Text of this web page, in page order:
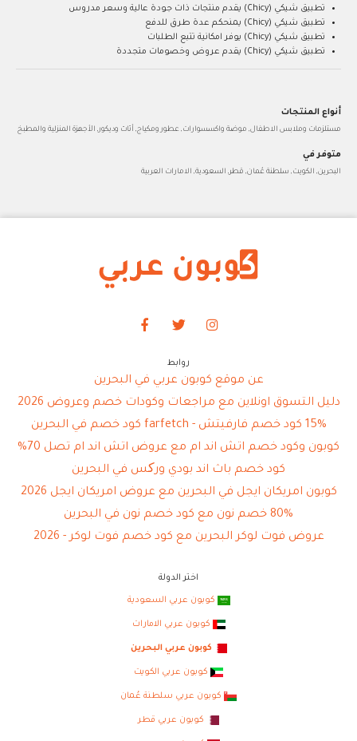
تطبيق شيكي (Chicy) يقدم منتجات ذات جودة عالية وسعر مدروس
تطبيق شيكي (Chicy) يمنحكم عدة طرق للدفع
تطبيق شيكي (Chicy) يوفر امكانية تتبع الطلبات
تطبيق شيكي (Chicy) يقدم عروض وخصومات متجددة
أنواع المنتجات
مستلزمات وملابس الاطفال, موضة واكسسوارات, عطور ومكياج, أثاث وديكور, الأجهزة المنزلية والمطبخ
متوفر في
البحرين, الكويت, سلطنة عُمان, قطر, السعودية, الامارات العربية
روابط
عن موقع كوبون عربي في البحرين
دليل التسوق اونلاين مع مراجعات وكودات خصم وعروض 2026
15% كود خصم فارفيتش - farfetch كود خصم في البحرين
كوبون وكود خصم اتش اند ام مع عروض اتش اند ام تصل 70%
كود خصم باث اند بودي ورکس في البحرين
كوبون امريكان ايجل في البحرين مع عروض امريكان ايجل 2026
80% خصم نون مع كود خصم نون في البحرين
عروض فوت لوكر البحرين مع كود خصم فوت لوكر - 2026
اختر الدولة
كوبون عربي السعودية
كوبون عربي الامارات
كوبون عربي البحرين
كوبون عربي الكويت
كوبون عربي سلطنة عُمان
كوبون عربي قطر